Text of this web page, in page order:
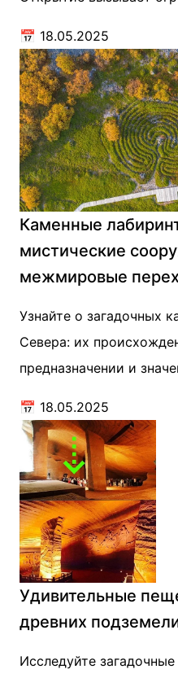
📅 18.05.2025
Каменные
мистические
межмировые
Узнайте о загадочных
Севера: их
предназначении и
📅 18.05.2025
Удивительные
древних
Исследуйте